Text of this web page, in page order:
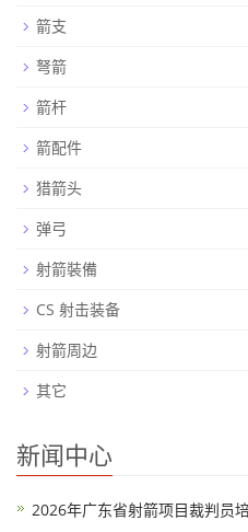
箭支
弩箭
箭杆
箭配件
猎箭头
弹弓
射箭裝備
CS 射击装备
射箭周边
其它
新闻中心
2026年广东省射箭项目裁判员